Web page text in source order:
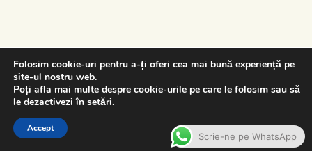
Folosim cookie-uri pentru a-ți oferi cea mai bună experiență pe
site-ul nostru web.
Poți afla mai multe despre cookie-urile pe care le folosim sau să
le dezactivezi în setări.
Accept
Scrie-ne pe WhatsApp